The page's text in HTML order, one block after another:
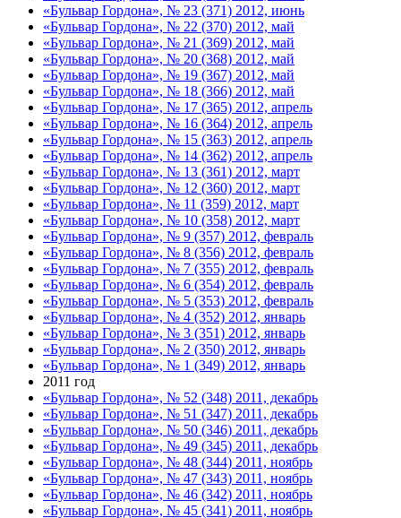
«Бульвар Гордона», № 23 (371) 2012, июнь
«Бульвар Гордона», № 22 (370) 2012, май
«Бульвар Гордона», № 21 (369) 2012, май
«Бульвар Гордона», № 20 (368) 2012, май
«Бульвар Гордона», № 19 (367) 2012, май
«Бульвар Гордона», № 18 (366) 2012, май
«Бульвар Гордона», № 17 (365) 2012, апрель
«Бульвар Гордона», № 16 (364) 2012, апрель
«Бульвар Гордона», № 15 (363) 2012, апрель
«Бульвар Гордона», № 14 (362) 2012, апрель
«Бульвар Гордона», № 13 (361) 2012, март
«Бульвар Гордона», № 12 (360) 2012, март
«Бульвар Гордона», № 11 (359) 2012, март
«Бульвар Гордона», № 10 (358) 2012, март
«Бульвар Гордона», № 9 (357) 2012, февраль
«Бульвар Гордона», № 8 (356) 2012, февраль
«Бульвар Гордона», № 7 (355) 2012, февраль
«Бульвар Гордона», № 6 (354) 2012, февраль
«Бульвар Гордона», № 5 (353) 2012, февраль
«Бульвар Гордона», № 4 (352) 2012, январь
«Бульвар Гордона», № 3 (351) 2012, январь
«Бульвар Гордона», № 2 (350) 2012, январь
«Бульвар Гордона», № 1 (349) 2012, январь
2011 год
«Бульвар Гордона», № 52 (348) 2011, декабрь
«Бульвар Гордона», № 51 (347) 2011, декабрь
«Бульвар Гордона», № 50 (346) 2011, декабрь
«Бульвар Гордона», № 49 (345) 2011, декабрь
«Бульвар Гордона», № 48 (344) 2011, ноябрь
«Бульвар Гордона», № 47 (343) 2011, ноябрь
«Бульвар Гордона», № 46 (342) 2011, ноябрь
«Бульвар Гордона», № 45 (341) 2011, ноябрь